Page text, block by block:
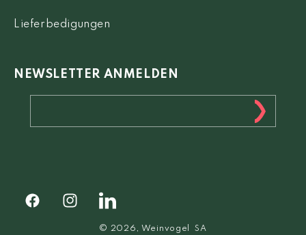
Lieferbedigungen
NEWSLETTER ANMELDEN
FacebookInstagramFacebook
© 2026, Weinvogel SA